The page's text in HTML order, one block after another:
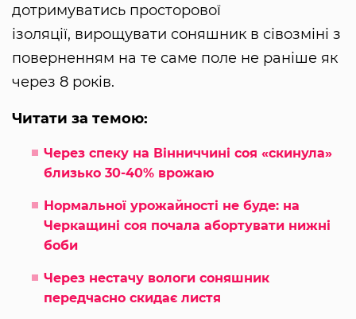
дотримуватись просторової
ізоляції, вирощувати соняшник в сівозміні з
поверненням на те саме поле не раніше як
через 8 років.
Читати за темою:
Через спеку на Вінниччині соя «скинула»
близько 30-40% врожаю
Нормальної урожайності не буде: на
Черкащині соя почала абортувати нижні
боби
Через нестачу вологи соняшник
передчасно скидає листя